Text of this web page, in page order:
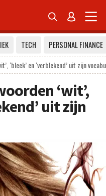
 
TECH
PERSONAL FINANCE
‘bleek’ en ‘verblekend’ uit zijn
‘wit’,
uit zijn